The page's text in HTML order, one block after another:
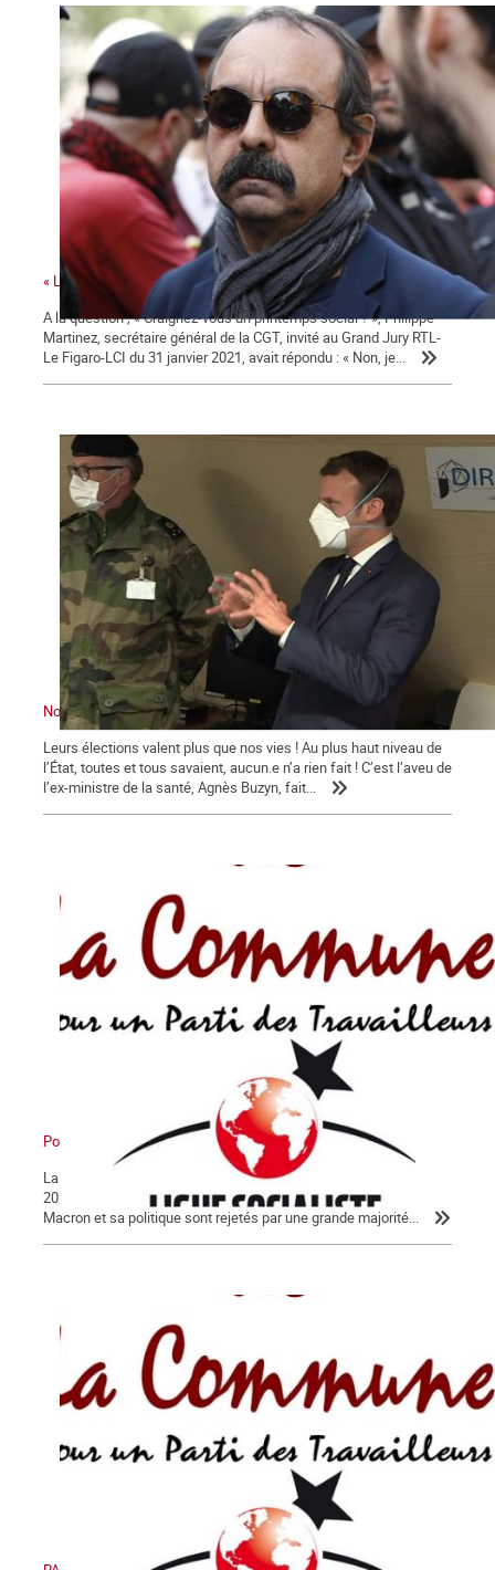
« La colère sociale est là » ...
A la question ; « Craignez-vous un printemps social ? », Philippe
Martinez, secrétaire général de la CGT, invité au Grand Jury RTL-
Le Figaro-LCI du 31 janvier 2021, avait répondu : « Non, je...
Nous sommes en guerre … contre Macron !
Leurs élections valent plus que nos vies ! Au plus haut niveau de
l’État, toutes et tous savaient, aucun.e n’a rien fait ! C’est l’aveu de
l’ex-ministre de la santé, Agnès Buzyn, fait...
Pour en finir avec Macron !
La Lettre de La Commune, nouvelle série, n° 124 - Jeudi 30 janvier
2020 Après 56 jours d’un conflit historique, c’est peu dire que
Macron et sa politique sont rejetés par une grande majorité...